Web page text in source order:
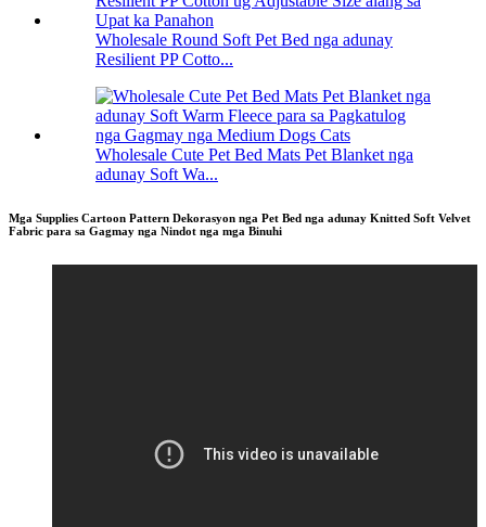
Wholesale Round Soft Pet Bed nga adunay
Resilient PP Cotto...
Wholesale Cute Pet Bed Mats Pet Blanket nga
adunay Soft Wa...
Mga Supplies Cartoon Pattern Dekorasyon nga Pet Bed nga adunay Knitted Soft Velvet
Fabric para sa Gagmay nga Nindot nga mga Binuhi